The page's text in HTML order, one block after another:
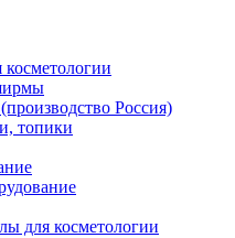
косметологии
Россия)
топики
для косметологии